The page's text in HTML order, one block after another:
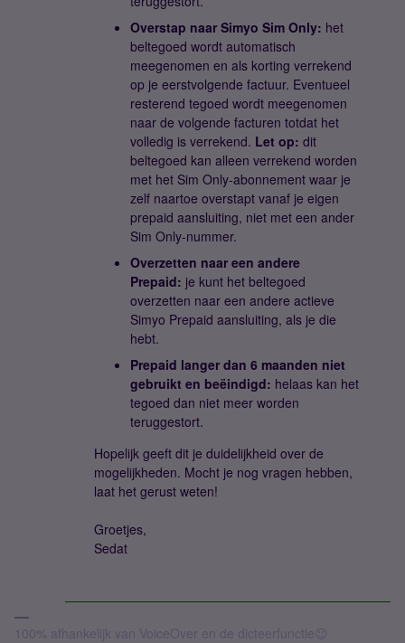
Overstap naar Simyo Sim Only: het
beltegoed wordt automatisch
meegenomen en als korting verrekend
op je eerstvolgende factuur. Eventueel
resterend tegoed wordt meegenomen
naar de volgende facturen totdat het
volledig is verrekend. Let op: dit
beltegoed kan alleen verrekend worden
met het Sim Only-abonnement waar je
zelf naartoe overstapt vanaf je eigen
prepaid aansluiting, niet met een ander
Sim Only-nummer.
Overzetten naar een andere
Prepaid: je kunt het beltegoed
overzetten naar een andere actieve
Simyo Prepaid aansluiting, als je die
hebt.
Prepaid langer dan 6 maanden niet
gebruikt en beëindigd: helaas kan het
tegoed dan niet meer worden
teruggestort.
Hopelijk geeft dit je duidelijkheid over de
mogelijkheden. Mocht je nog vragen hebben,
laat het gerust weten!
Groetjes,
Sedat
100% afhankelijk van VoiceOver en de dicteerfunctie😉